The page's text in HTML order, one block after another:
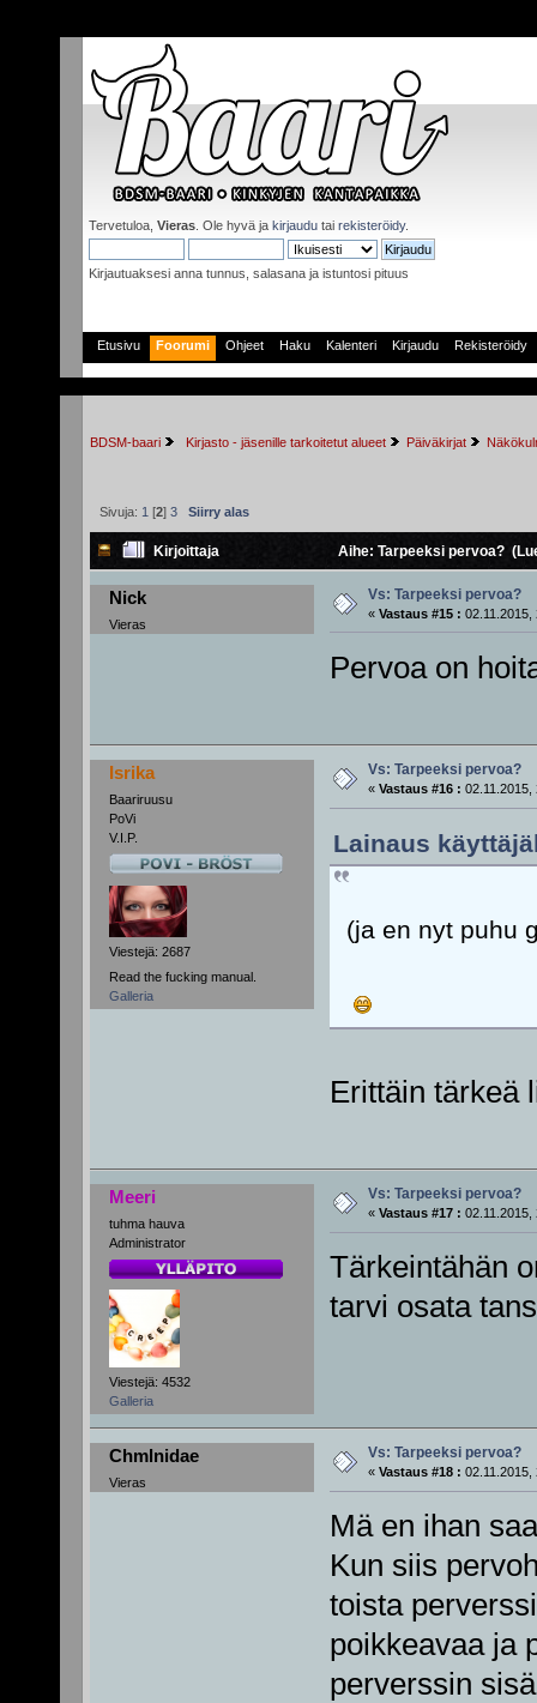
Tervetuloa, Vieras . Ole hyvä ja kirjaudu tai rekisteröidy.
Kirjautuaksesi anna tunnus, salasana ja istuntosi pituus
Etusivu Foorumi Ohjeet Haku Kalenteri Kirjaudu Rekisteröidy
BDSM-baari Kirjasto - jäsenille tarkoitetut alueet Päiväkirjat
Sivuja: 1 [2] 3 Siirry alas
Kirjoittaja Aihe: Tarpeeksi pervoa?
Nick
Vieras
Vs: Tarpeeksi pervoa?
« Vastaus #15 : 02.11.2015,
Pervoa on
Isrika
Baariruusu
PoVi
V.I.P.
Viestejä: 2687
Read the fucking manual.
Galleria
Vs: Tarpeeksi pervoa?
« Vastaus #16 : 02.11.2015,
Lainaus
(ja en nyt puhu
Erittäin tärkeä
Meeri
tuhma hauva
Administrator
Viestejä: 4532
Galleria
Vs: Tarpeeksi pervoa?
« Vastaus #17 : 02.11.2015,
Tärkeintähän
tarvi osata
Chmlnidae
Vieras
Vs: Tarpeeksi pervoa?
« Vastaus #18 : 02.11.2015,
Mä en ihan
Kun siis
toista
poikkeavaa ja
perverssin